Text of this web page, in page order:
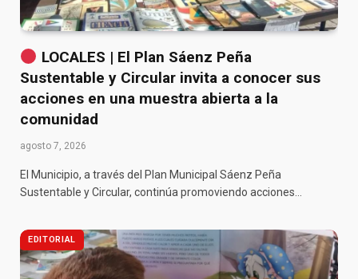
LOCALES | El Plan Sáenz Peña
Sustentable y Circular invita a conocer sus
acciones en una muestra abierta a la
comunidad
agosto 7, 2026
El Municipio, a través del Plan Municipal Sáenz Peña
Sustentable y Circular, continúa promoviendo acciones…
EDITORIAL